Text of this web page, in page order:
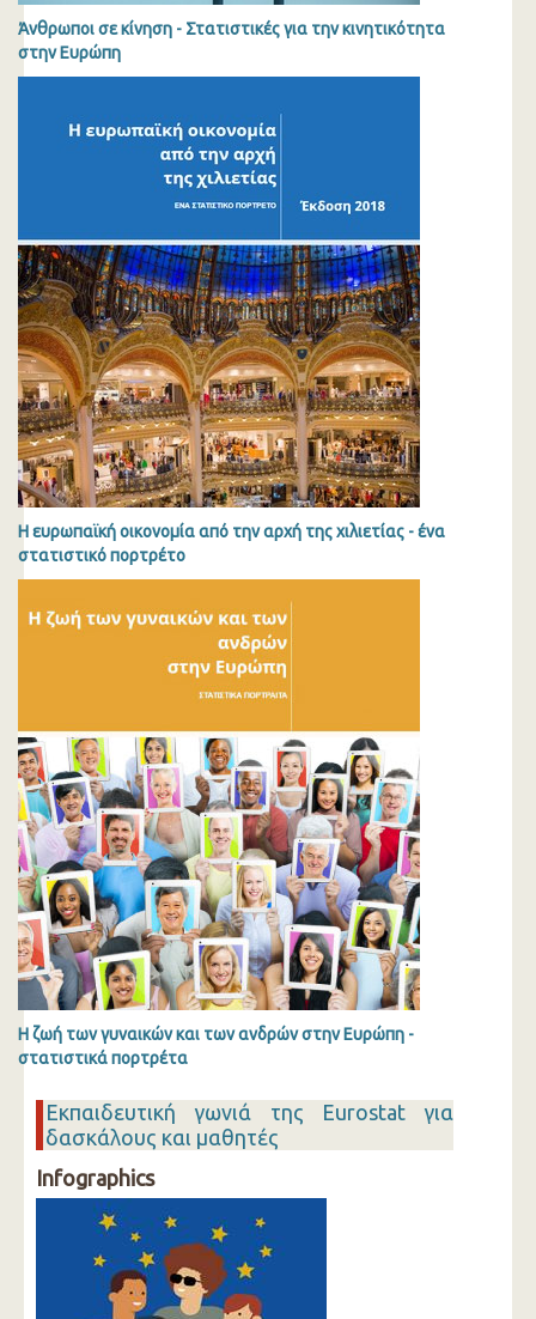
Άνθρωποι σε κίνηση - Στατιστικές για την κινητικότητα
στην Ευρώπη
Η ευρωπαϊκή οικονομία από την αρχή της χιλιετίας - ένα
στατιστικό πορτρέτο
Η ζωή των γυναικών και των ανδρών στην Ευρώπη -
στατιστικά πορτρέτα
Εκπαιδευτική γωνιά της Eurostat για
δασκάλους και μαθητές
Infographics